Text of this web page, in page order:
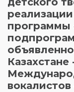
программы